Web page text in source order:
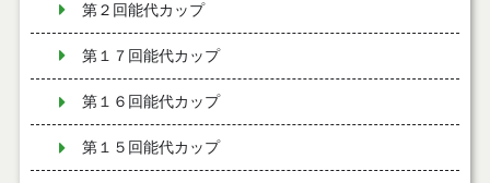
第２回能代カップ
第１７回能代カップ
第１６回能代カップ
第１５回能代カップ